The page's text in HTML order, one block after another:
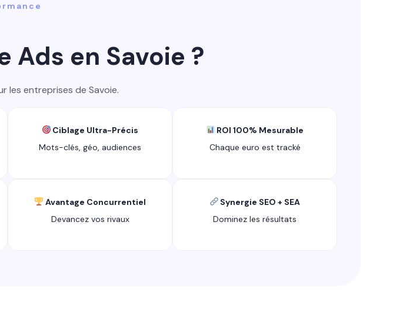
Ads en Savoie ?
les entreprises de Savoie.
Ciblage Ultra-Précis
Mots-clés, géo, audiences
ROI 100% Mesurable
Chaque euro est tracké
Avantage Concurrentiel
Devancez vos rivaux
Synergie SEO + SEA
Dominez les résultats